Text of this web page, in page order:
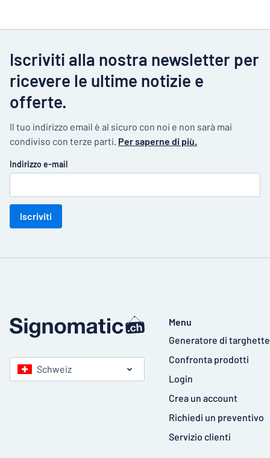
Iscriviti alla nostra newsletter per
ricevere le ultime notizie e
offerte.
Il tuo indirizzo email è al sicuro con noi e non sarà mai
condiviso con terze parti. Per saperne di più.
Indirizzo e-mail
Iscriviti
Schweiz
Menu
Generatore di targhette
Confronta prodotti
Login
Crea un account
Richiedi un preventivo
Servizio clienti